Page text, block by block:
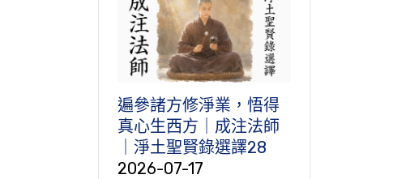
遍參諸方修淨業，悟得
真心生西方｜成注法師
｜淨土聖賢錄選譯28
2026-07-17